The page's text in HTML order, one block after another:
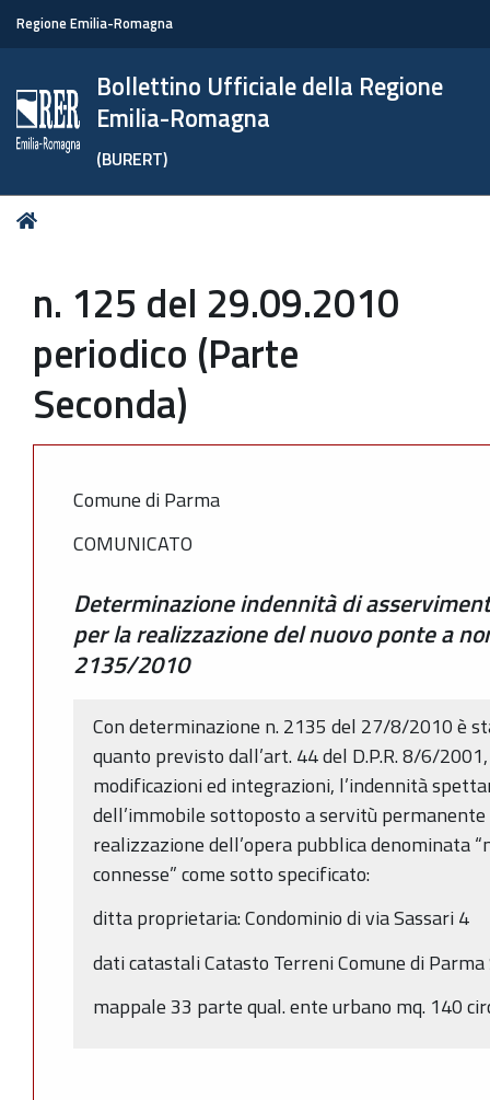
Regione Emilia-Romagna
Bollettino Ufficiale della Regione
Emilia-Romagna
(BURERT)
Tu
n. 125 del 29.09.2010
periodico (Parte
Seconda)
Comune di Parma
COMUNICATO
Determinazione indennità di
per la realizzazione del nuovo ponte a
2135/2010
Con determinazione n. 2135 del 27/8/2010 è
quanto previsto dall’art. 44 del D.P.R. 8/6/
modificazioni ed integrazioni, l’indennità
dell’immobile sottoposto a servitù
realizzazione dell’opera pubblica denominata
connesse” come sotto specificato:
ditta proprietaria: Condominio di via Sassari 4
dati catastali Catasto Terreni Comune di Parma
mappale 33 parte qual. ente urbano mq. 140